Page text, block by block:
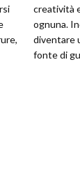
creatività
ognuna.
diventare
fonte di